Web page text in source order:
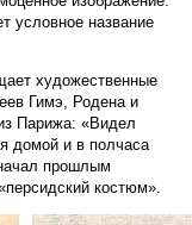
условное название
художественные
Гимэ, Родена и
Парижа: «Видел
домой и в полчаса
прошлым
костюм».